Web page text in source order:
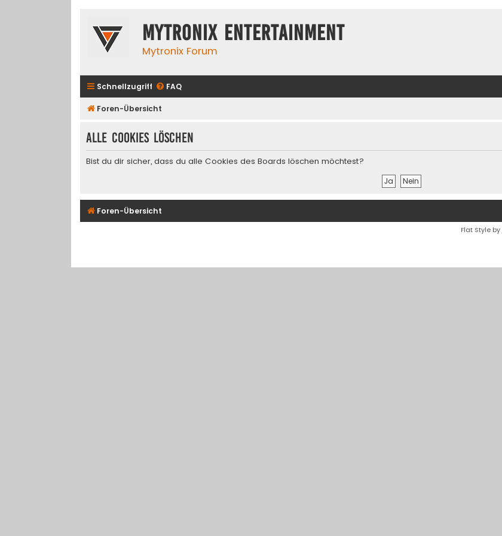
Mytronix Entertainment
Mytronix Forum
Schnellzugriff FAQ
Foren-Übersicht
Alle Cookies löschen
Bist du dir sicher, dass du alle Cookies des Boards löschen möchtest?
Foren-Übersicht
Flat Style by